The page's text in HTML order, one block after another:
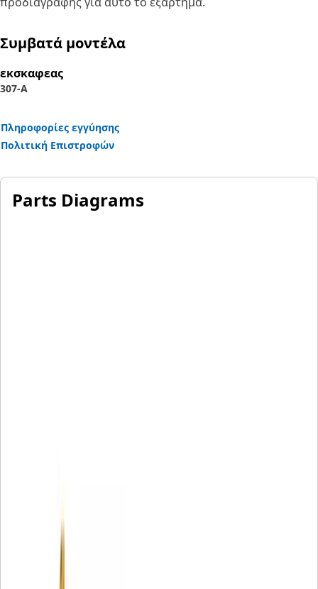
Συμβατά μοντέλα
εκσκαφεας
307-A
Πληροφορίες εγγύησης
Πολιτική Επιστροφών
Parts Diagrams